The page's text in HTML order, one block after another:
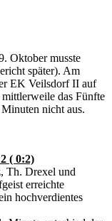
Oktober musste
später). Am
EK Veilsdorf II auf
das Fünfte
nicht aus.
( 0:2)
Th. Drexel und
erreichte
hochverdientes